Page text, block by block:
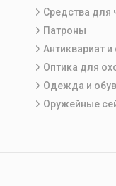
Средства для
Патроны
Антиквариат
Оптика для
Одежда и
Оружейные